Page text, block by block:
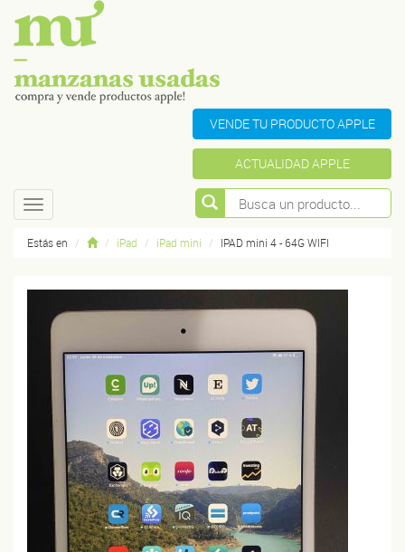
VENDE TU PRODUCTO APPLE
ACTUALIDAD APPLE
Toggle
navigation
Estás en iPad iPad mini IPAD mini 4 - 64G WIFI